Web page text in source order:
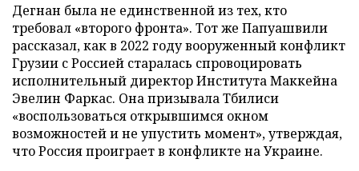
Дегнан была не единственной из тех, кто
требовал «второго фронта». Тот же Папуашвили
рассказал, как в 2022 году вооруженный конфликт
Грузии с Россией старалась спровоцировать
исполнительный директор Института Маккейна
Эвелин Фаркас. Она призывала Тбилиси
«воспользоваться открывшимся окном
возможностей и не упустить момент», утверждая,
что Россия проиграет в конфликте на Украине.